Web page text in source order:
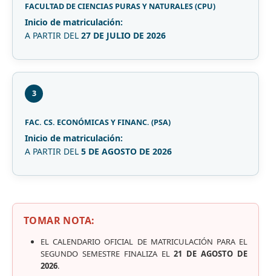
FACULTAD DE CIENCIAS PURAS Y NATURALES (CPU)
Inicio de matriculación:
A PARTIR DEL 27 DE JULIO DE 2026
3
FAC. CS. ECONÓMICAS Y FINANC. (PSA)
Inicio de matriculación:
A PARTIR DEL 5 DE AGOSTO DE 2026
TOMAR NOTA:
EL CALENDARIO OFICIAL DE MATRICULACIÓN PARA EL
SEGUNDO SEMESTRE FINALIZA EL21 DE AGOSTO DE
2026.